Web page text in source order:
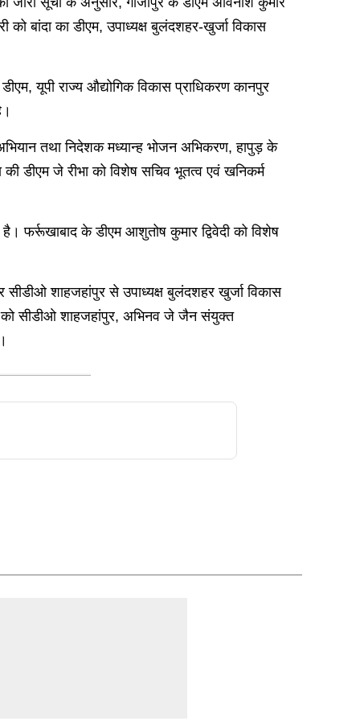
बांदा का डीएम, उपाध्यक्ष बुलंदशहर-खुर्जा विकास
यूपी राज्य औद्योगिक विकास प्राधिकरण कानपुर
तथा निदेशक मध्यान्ह भोजन अभिकरण, हापुड़ के
डीएम जे रीभा को विशेष सचिव भूतत्व एवं खनिकर्म
फर्रूखाबाद के डीएम आशुतोष कुमार द्विवेदी को विशेष
सीडीओ शाहजहांपुर से उपाध्यक्ष बुलंदशहर खुर्जा विकास
को सीडीओ शाहजहांपुर, अभिनव जे जैन संयुक्त